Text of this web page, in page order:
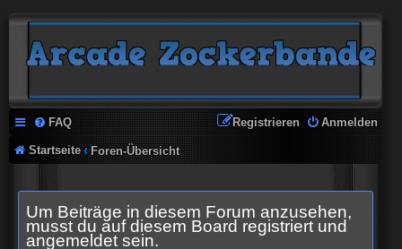
FAQ Anmelden
Registrieren
Startseite Foren-Übersicht
Um Beiträge in diesem Forum anzusehen,
musst du auf diesem Board registriert und
angemeldet sein.